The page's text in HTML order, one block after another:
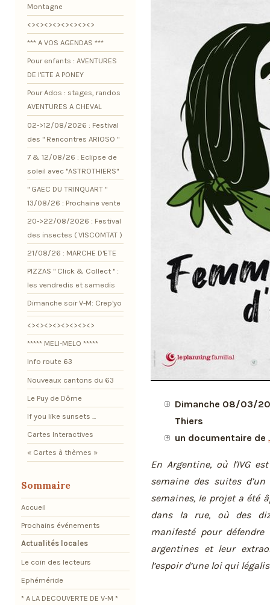
Dimanche 08/03/
Thiers
un documentaire de
En Argentine, où l'IVG
semaine des suites
semaines, le projet a été
dans la rue, où des
manifesté pour
argentines et leur
l’espoir d’une loi qui
Montagne
<><><><><><><><>
*** A VOS AGENDAS ***
Pour enfants : AVENTURES
DE l'ETE A PONEY
Pour Ados : stages, randos
AVENTURES A CHEVAL
02->12/08/2026 : Festival
des " Rencontres ARIOSO "
7 & 12/08/26 : Eclipse de
soleil avec "ASTROTHIERS"
" GAEC DU TRINQUART "
13/08/26 : Prochaine vente
20->22/08/2026 : Festival
des insectes ( VISCOMTAT )
21/08/26 : MARCHE D'ETE
PIZZAS " Click & Collect " :
les vendredis et samedis
Dimanche soir V-M: Crep'yo
<><><><><><><><>
***** MELI-MELO *****
Info route 63
Nouveaux cantons du 63
Le Puy de Dôme
If you like sunsets ...
Cartes Interactives
« Cartes à thèmes »
Sommaire
Accueil
Prochains événements
Actualités locales
Le coin des lecteurs
Ephéméride
* A LA DECOUVERTE DE V-M *